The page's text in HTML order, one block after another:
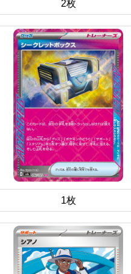
2枚
1枚